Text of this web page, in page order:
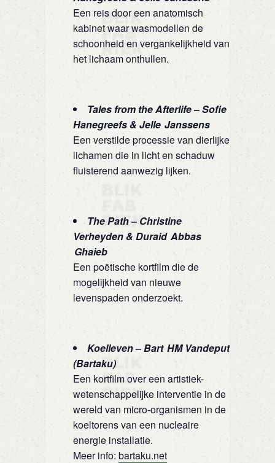
Een reis door een anatomisch
kabinet waar wasmodellen de
schoonheid en vergankelijkheid van
het lichaam onthullen.
Tales from the Afterlife–Sofie
Hanegreefs & Jelle Janssens
Een verstilde processie van dierlijke
lichamen die in licht en schaduw
fluisterend aanwezig lijken.
The Path–Christine
Verheyden & Duraid Abbas
Ghaieb
Een poëtische kortfilm die de
mogelijkheid van nieuwe
levenspaden onderzoekt.
Koelleven– Bart HM Vandeput
(Bartaku)
Een kortfilm over een artistiek-
wetenschappelijke interventie in de
wereld van micro‑organismen in de
koeltorens van een nucleaire
energie installatie.
Meer info: bartaku.net